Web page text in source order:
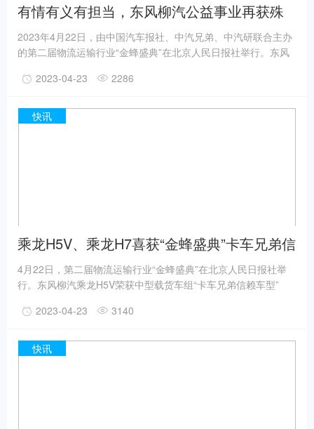
有情有义有担当，东风柳汽公益事业再获殊
荣
2023年4月22日，由中国汽车报社、中汽兄弟、中汽研联合主办
的第二届物流运输行业“金蜂盛典”在北京人民日报社举行。东风
中，积极履行企业社会责任，用真情和实际行动回馈社会，获得
益先蜂企业”奖项。
2023-04-23 2286
快讯
乘龙H5V、乘龙H7喜获“金蜂盛典”卡车兄弟信
赖车型奖
4月22日，第二届物流运输行业“金蜂盛典”在北京人民日报社举
行。东风柳汽乘龙H5V荣获中型载货车组“卡车兄弟信赖车型”
盛典”是由人民日报旗下中汽兄弟主办，汽车行业权威媒体中国汽
本次活动的组委会，保证奖项遴选的高标准及权威度。
2023-04-23 3140
快讯